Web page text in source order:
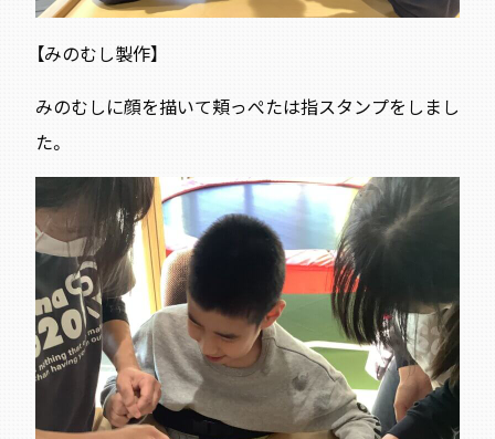
【みのむし製作】
みのむしに顔を描いて頬っぺたは指スタンプをしまし
た。